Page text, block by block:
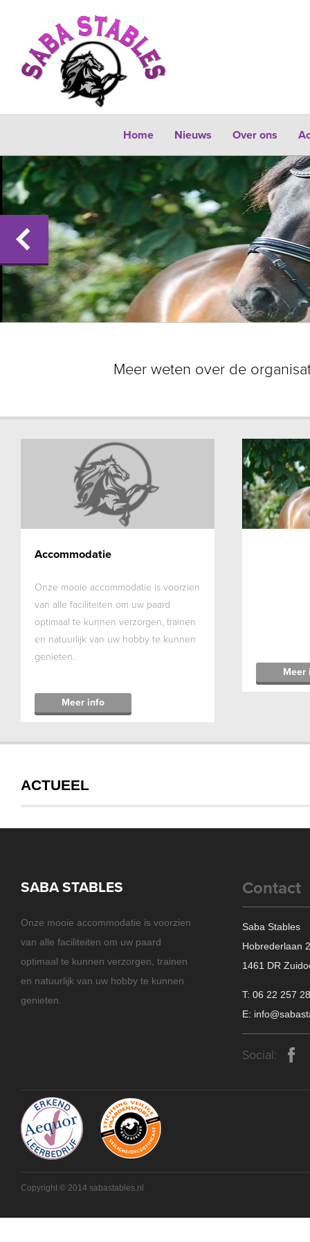
Home Nieuws Over ons
Meer weten over de
Accommodatie
Onze mooie accommodatie is voorzien
van alle faciliteiten om uw paard
optimaal te kunnen verzorgen, trainen
en natuurlijk van uw hobby te kunnen
genieten.
Meer info
Meer
ACTUEEL
SABA STABLES
Onze mooie accommodatie is voorzien
van alle faciliteiten om uw paard
optimaal te kunnen verzorgen, trainen
en natuurlijk van uw hobby te kunnen
genieten.
Contact
Saba Stables
Hobrederlaan 2
1461 DR
T: 06 22 257
E:
Social:
Copyright © 2014 sabastables.nl